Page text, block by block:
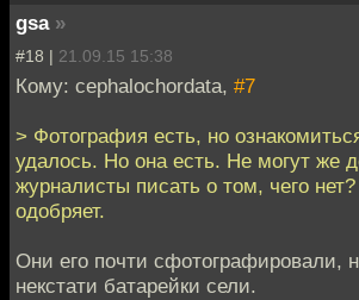
gsa »
#18 | 21.09.15 15:38
Кому: cephalochordata, #7
> Фотография есть, но
удалось. Но она есть. Не могут же
журналисты писать о том, чего
одобряет.
Они его почти сфотографировали,
некстати батарейки сели.